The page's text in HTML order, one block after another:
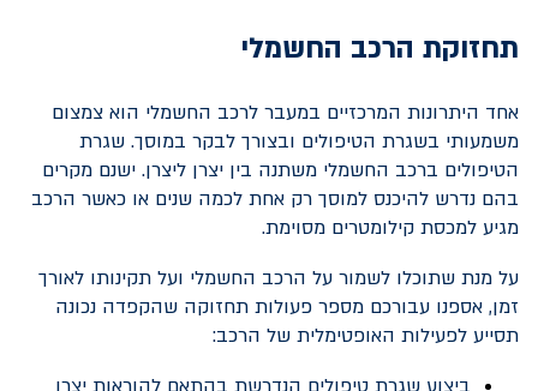
תחזוקת הרכב החשמלי
אחד היתרונות המרכזיים במעבר לרכב החשמלי הוא צמצום
משמעותי בשגרת הטיפולים ובצורך לבקר במוסך. שגרת
הטיפולים ברכב החשמלי משתנה בין יצרן ליצרן. ישנם מקרים
בהם נדרש להיכנס למוסך רק אחת לכמה שנים או כאשר הרכב
מגיע למכסת קילומטרים מסוימת.
על מנת שתוכלו לשמור על הרכב החשמלי ועל תקינותו לאורך
זמן, אספנו עבורכם מספר פעולות תחזוקה שהקפדה נכונה
תסייע לפעילות האופטימלית של הרכב:
ביצוע שגרת טיפולים הנדרשת בהתאם להוראות יצרן